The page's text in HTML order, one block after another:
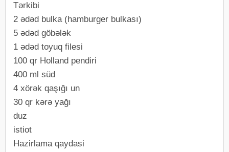
Tərkibi
2 ədəd bulka (hamburger bulkası)
5 ədəd göbələk
1 ədəd toyuq filesi
100 qr Holland pendiri
400 ml süd
4 xörək qaşığı un
30 qr kərə yağı
duz
istiot
Hazirlama qaydasi